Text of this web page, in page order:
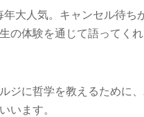
大人気。キャンセル待ち
の体験を通じて語ってく
ジに哲学を教えるために
います。